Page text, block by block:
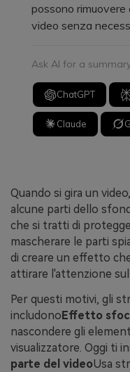
possono
video senza
Ask AI for a
ChatGPT
Claude
Quando si gira un
alcune parti dello
che si tratti di
mascherare le parti
di creare un effetto
attirare l'attenzione sul
Per questi motivi, gli
includonoEffetto
nascondere gli
visualizzatore. Oggi ti
parte del videoUsa